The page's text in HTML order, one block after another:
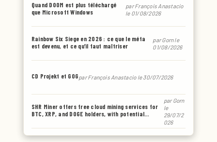
Quand DOOM est plus téléchargé
que Microsoft Windows
parFrançois Anastacio
le 01/08/2026
Rainbow Six Siege en 2026 : ce que le méta
est devenu, et ce qu’il faut maîtriser
parGornle
01/08/2026
CD Projekt et GOGparFrançois Anastaciole 30/07/2026
SHR Miner offers free cloud mining services for
BTC, XRP, and DOGE holders, with potential
parGorn
le
29/07/2
026